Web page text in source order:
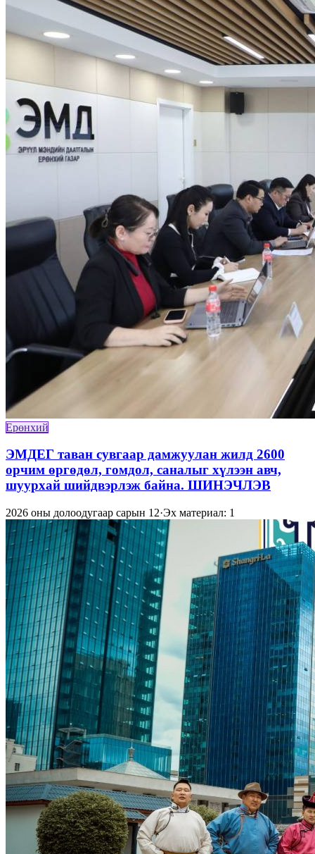
Ерөнхий
ЭМДЕГ таван сувгаар дамжуулан жилд 2600
орчим өргөдөл, гомдол, саналыг хүлээн авч,
шуурхай шийдвэрлэж байна. ШИНЭЧЛЭВ
2026 оны долоодугаар сарын 12·Эх материал: 1